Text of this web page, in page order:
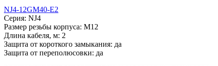
NJ4-12GM40-E2
Серия: NJ4
Размер резьбы корпуса: M12
Длина кабеля, м: 2
Защита от короткого замыкания: да
Защита от переполюсовки: да